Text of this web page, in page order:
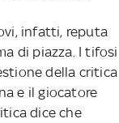
infatti, reputa
di piazza. I tifosi
della critica
e il giocatore
dice che